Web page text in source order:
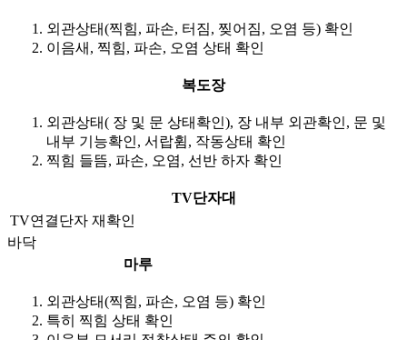
외관상태(찍힘, 파손, 터짐, 찢어짐, 오염 등) 확인
이음새, 찍힘, 파손, 오염 상태 확인
복도장
외관상태( 장 및 문 상태확인), 장 내부 외관확인, 문 및
내부 기능확인, 서랍휨, 작동상태 확인
찍힘 들뜸, 파손, 오염, 선반 하자 확인
TV단자대
TV연결단자 재확인
바닥
마루
외관상태(찍힘, 파손, 오염 등) 확인
특히 찍힘 상태 확인